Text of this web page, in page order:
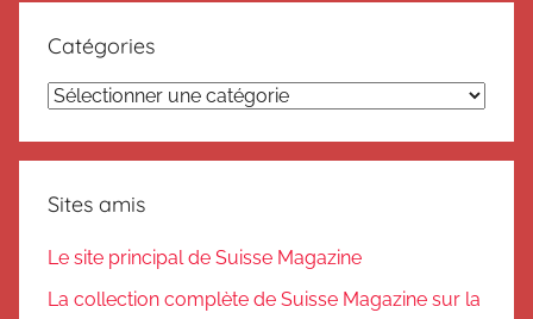
Catégories
Catégories
Sites amis
Le site principal de Suisse Magazine
La collection complète de Suisse Magazine sur la